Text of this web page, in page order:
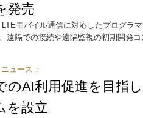
発売
モバイル通信に対応したプログラ
遠隔での接続や遠隔監視の初期開発
ュース：
のAI利用促進を目指
を設立